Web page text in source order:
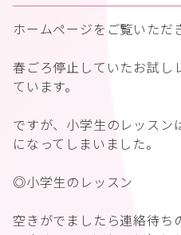
ホームページをご覧いただ
春ごろ停止していたお試し
ています。
ですが、小学生のレッスン
になってしまいました。
◎小学生のレッスン
空きがでましたら連絡待ち